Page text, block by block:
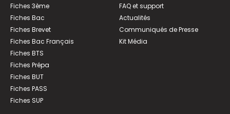
Fiches 3ème
Fiches Bac
Fiches Brevet
Fiches Bac Français
Fiches BTS
Fiches Prépa
Fiches BUT
Fiches PASS
Fiches SUP
FAQ et support
Actualités
Communiqués de Presse
Kit Média